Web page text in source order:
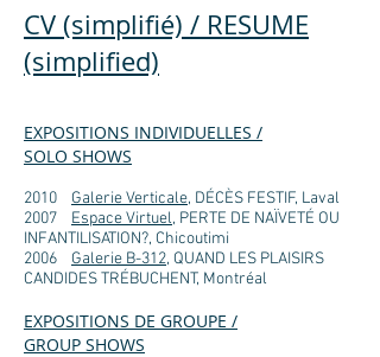
CV (simplifié) / RESUME
(simplified)
EXPOSITIONS INDIVIDUELLES /
SOLO SHOWS
2010 Galerie Verticale, DÉCÈS FESTIF, Laval
2007 Espace Virtuel, PERTE DE NAÏVETÉ OU
INFANTILISATION?, Chicoutimi
2006 Galerie B-312, QUAND LES PLAISIRS
CANDIDES TRÉBUCHENT, Montréal
EXPOSITIONS DE GROUPE /
GROUP SHOWS